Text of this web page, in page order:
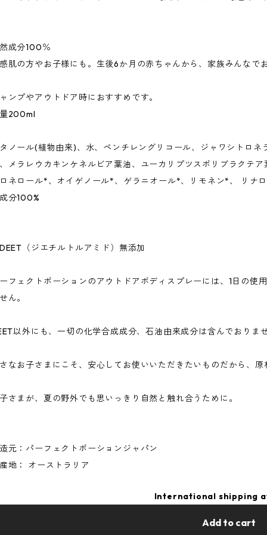
成分100％
肌の方やお子様にも。生後6か月の赤ちゃんから、家族みんなで
ンプやアウトドア時におすすめです。
200ml
ノール(植物由来)、水、ペンチレングリコール、ジャワシトロ
メラレウカキンケネルビア葉油、ユーカリプツスポリブラクテ
ロネロール*、オイゲノール*、ゲラニオール*、リモネン*、 リナ
分100%
（ジエチルトルアミド）無添加
フェクトポーションのアウトドアボディスプレーには、1日の使
ん。
以外にも、一切の化学合成成分、石油由来成分は含んでおりま
なお子さまにこそ、安心してお使いいただきたいものだから、
さまが、夏の野外でも思いっきり自然と触れ合うために。
元：パーフェクトポーションジャパン
地： オーストラリア
International shipping
Add to cart